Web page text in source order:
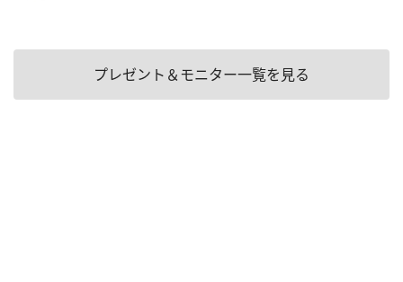
プレゼント＆モニター一覧を見る